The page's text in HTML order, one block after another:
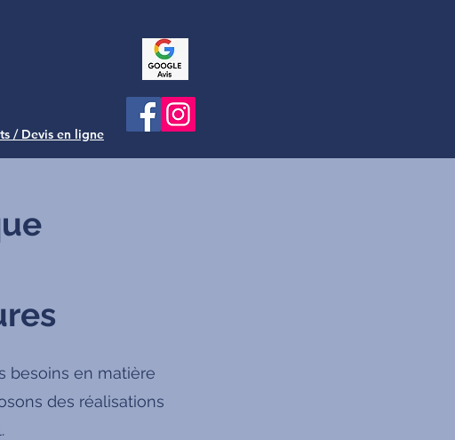
/ Devis en ligne
besoins en matière
des réalisations